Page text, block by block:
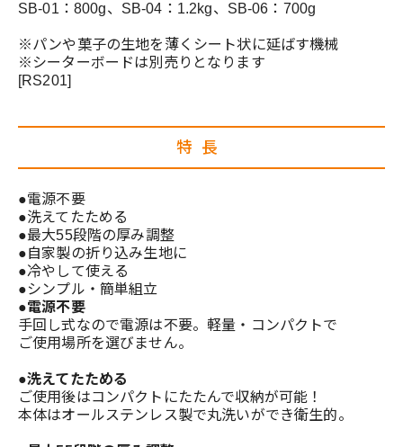
SB-01：800g、SB-04：1.2kg、SB-06：700g
※パンや菓子の生地を薄くシート状に延ばす機械
※シーターボードは別売りとなります
[RS201]
特長
●電源不要
●洗えてたためる
●最大55段階の厚み調整
●自家製の折り込み生地に
●冷やして使える
●シンプル・簡単組立
●電源不要
手回し式なので電源は不要。軽量・コンパクトで
ご使用場所を選びません。
●洗えてたためる
ご使用後はコンパクトにたたんで収納が可能！
本体はオールステンレス製で丸洗いができ衛生的。